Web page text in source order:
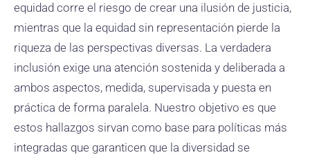
equidad corre el riesgo de crear una ilusión de justicia,
mientras que la equidad sin representación pierde la
riqueza de las perspectivas diversas. La verdadera
inclusión exige una atención sostenida y deliberada a
ambos aspectos, medida, supervisada y puesta en
práctica de forma paralela. Nuestro objetivo es que
estos hallazgos sirvan como base para políticas más
integradas que garanticen que la diversidad se